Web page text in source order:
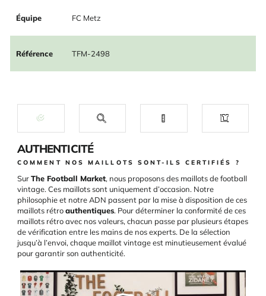
Équipe FC Metz
Référence TFM-2498
AUTHENTICITÉ
COMMENT NOS MAILLOTS SONT-ILS CERTIFIÉS ?
SurThe Football Market, nous proposons des maillots de football
vintage. Ces maillots sont uniquement d’occasion. Notre
philosophie et notre ADN passent par la mise à disposition de ces
maillots rétroauthentiques. Pour déterminer la conformité de ces
maillots rétro avec nos valeurs, chacun passe par plusieurs étapes
de vérification entre les mains de nos experts. De la sélection
jusqu’à l’envoi, chaque maillot vintage est minutieusement évalué
pour garantir son authenticité.